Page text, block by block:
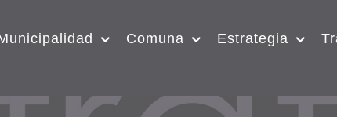
Comuna Estrategia